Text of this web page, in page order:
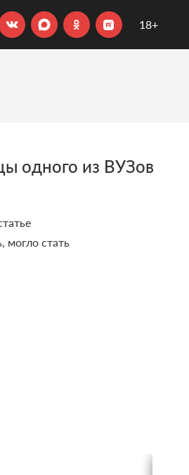
18+
одного из ВУЗов
могло стать